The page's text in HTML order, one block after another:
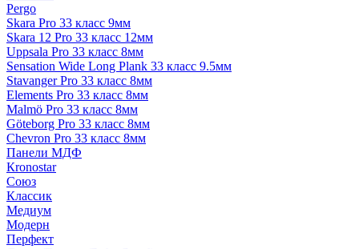
Pergo
Skara Pro 33 класс 9мм
Skara 12 Pro 33 класс 12мм
Uppsala Pro 33 класс 8мм
Sensation Wide Long Plank 33 класс 9.5мм
Stavanger Pro 33 класс 8мм
Elements Pro 33 класс 8мм
Malmö Pro 33 класс 8мм
Göteborg Pro 33 класс 8мм
Chevron Pro 33 класс 8мм
Панели МДФ
Кronostar
Союз
Классик
Медиум
Модерн
Перфект